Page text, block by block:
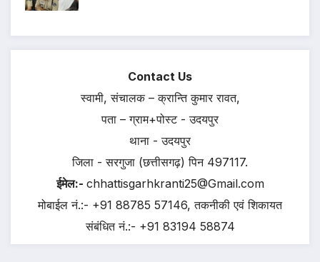
Contact Us
स्वामी, संचालक – क्रान्ति कुमार रावत,
पता – ग्राम+पोस्ट - उदयपुर
थाना - उदयपुर
जिला - सरगुजा (छत्तीसगढ़) पिन 497117.
ईमेल:- chhattisgarhkranti25@Gmail.com
मोबाईल नं.:- +91 88785 57146, तकनीकी एवं शिकायत
संबंधित नं.:- +91 83194 58874